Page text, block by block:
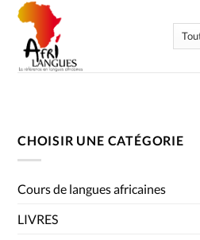
CHOISIR UNE CATÉGORIE
Cours de langues africaines
LIVRES